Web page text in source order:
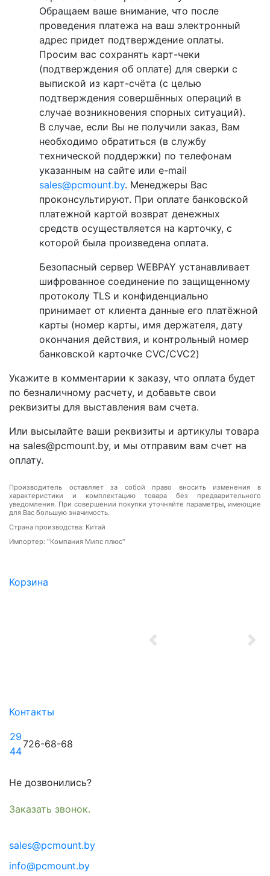
Корзина
Previous
Контакты
29
44
726-68-68
Не дозвонились?
Заказать звонок.
sales@pcmount.by
info@pcmount.by
Обращаем ваше внимание, что после
проведения платежа на ваш электронный
адрес придет подтверждение оплаты.
Просим вас сохранять карт-чеки
(подтверждения об оплате) для сверки с
выпиской из карт-счёта (с целью
подтверждения совершённых операций в
случае возникновения спорных ситуаций).
В случае, если Вы не получили заказ, Вам
необходимо обратиться (в службу
технической поддержки) по телефонам
указанным на сайте или e-mail
sales@pcmount.by. Менеджеры Вас
проконсультируют. При оплате банковской
платежной картой возврат денежных
средств осуществляется на карточку, с
которой была произведена оплата.
Безопасный сервер WEBPAY устанавливает
шифрованное соединение по защищенному
протоколу TLS и конфиденциально
принимает от клиента данные его платёжной
карты (номер карты, имя держателя, дату
окончания действия, и контрольный номер
банковской карточке CVC/CVC2)
Укажите в комментарии к заказу, что оплата будет
по безналичному расчету, и добавьте свои
реквизиты для выставления вам счета.
Или высылайте ваши реквизиты и артикулы товара
на sales@pcmount.by, и мы отправим вам счет на
оплату.
Производитель оставляет за собой право вносить изменения в
характеристики и комплектацию товара без предварительного
уведомления. При совершении покупки уточняйте параметры, имеющие
для Вас большую значимость.
Страна производства: Китай
Импортер: "Компания Мипс плюс"